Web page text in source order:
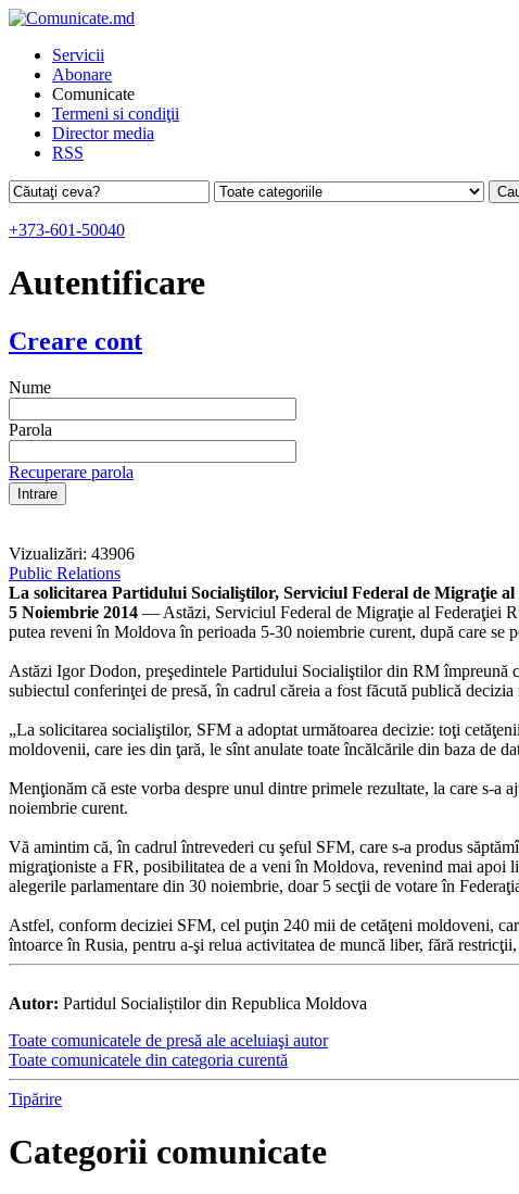
Servicii
Abonare
Comunicate
Termeni si condiţii
Director media
RSS
+373-601-50040
Autentificare
Creare cont
Nume
Parola
Recuperare parola
Vizualizări: 43906
Public Relations
La solicitarea Partidului Socialiştilor, Serviciul Federal de Migraţie
5 Noiembrie 2014 — Astăzi, Serviciul Federal de Migraţie al Federaţiei
putea reveni în Moldova în perioada 5-30 noiembrie curent, după care se
Astăzi Igor Dodon, preşedintele Partidului Socialiştilor din RM împreună
subiectul conferinţei de presă, în cadrul căreia a fost făcută publică decizia
„La solicitarea socialiştilor, SFM a adoptat următoarea decizie: toţi
moldovenii, care ies din ţară, le sînt anulate toate încălcările din baza de
Menţionăm că este vorba despre unul dintre primele rezultate, la care s-
noiembrie curent.
Vă amintim că, în cadrul întrevederi cu şeful SFM, care s-a produs
migraţioniste a FR, posibilitatea de a veni în Moldova, revenind mai apoi
alegerile parlamentare din 30 noiembrie, doar 5 secţii de votare în
Astfel, conform deciziei SFM, cel puţin 240 mii de cetăţeni moldoveni,
întoarce în Rusia, pentru a-şi relua activitatea de muncă liber, fără
Autor: Partidul Socialiștilor din Republica Moldova
Toate comunicatele de presă ale aceluiaşi autor
Toate comunicatele din categoria curentă
Tipărire
Categorii comunicate